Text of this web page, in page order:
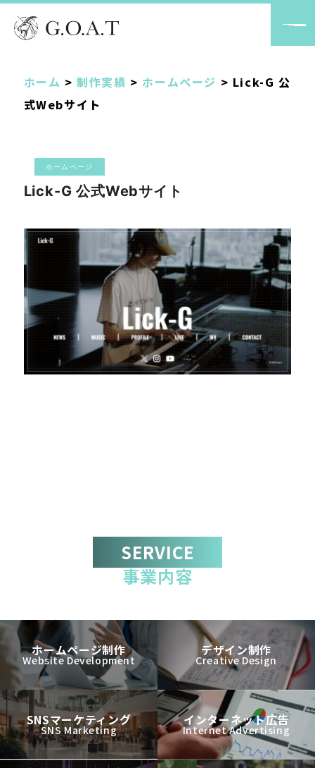
ホーム >制作実績 > ホームページ > Lick-G 公
式Webサイト
ホームページ
Lick-G 公式Webサイト
SERVICE
事業内容
ホームページ制作
Website Development
デザイン制作
Creative Design
SNSマーケティング
SNS Marketing
インターネット広告
Internet Advertising